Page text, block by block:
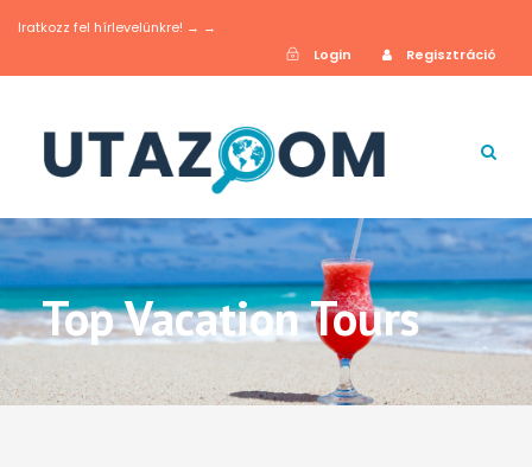
Iratkozz fel hírlevelünkre! → →
Login
Regisztráció
Top Vacation Tours